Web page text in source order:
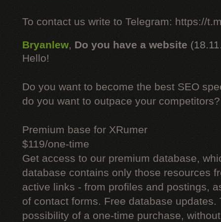
To contact us write to Telegram: https://
Bryanlew, Do you have a website
Hello!
Do you want to become the best SEO
do you want to outpace your competitors?
Premium base for XRumer
$119/one-time
Get access to our premium database,
database contains only those resources
active links - from profiles and postings,
of contact forms. Free database updates.
possibility of a one-time purchase,